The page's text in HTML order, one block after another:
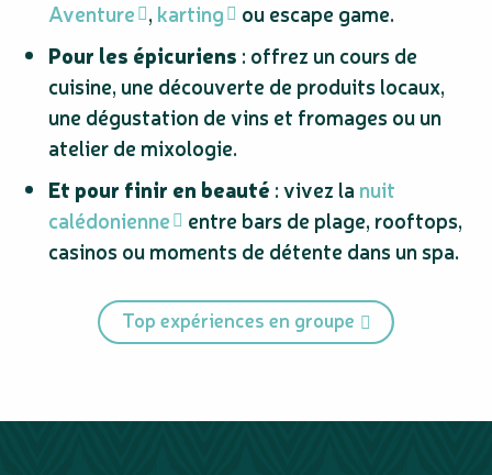
Aventure , karting
ou escape game.
Pour les épicuriens : offrez un cours de
cuisine, une découverte de produits locaux,
une dégustation de vins et fromages ou un
atelier de mixologie.
Et pour finir en beauté : vivez la nuit
calédonienne
entre bars de plage, rooftops,
casinos ou moments de détente dans un spa.
Top expériences en groupe